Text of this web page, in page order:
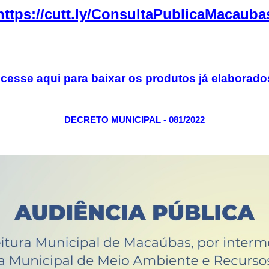
cutt.ly/
aqui para baixar os produtos já
DECRETO MUNICIPAL - 081/2022